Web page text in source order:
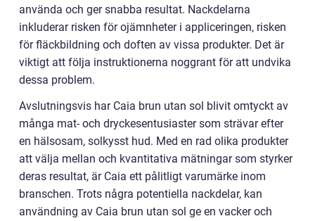
använda och ger snabba resultat. Nackdelarna
inkluderar risken för ojämnheter i appliceringen, risken
för fläckbildning och doften av vissa produkter. Det är
viktigt att följa instruktionerna noggrant för att undvika
dessa problem.
Avslutningsvis har Caia brun utan sol blivit omtyckt av
många mat- och dryckesentusiaster som strävar efter
en hälsosam, solkysst hud. Med en rad olika produkter
att välja mellan och kvantitativa mätningar som styrker
deras resultat, är Caia ett pålitligt varumärke inom
branschen. Trots några potentiella nackdelar, kan
användning av Caia brun utan sol ge en vacker och